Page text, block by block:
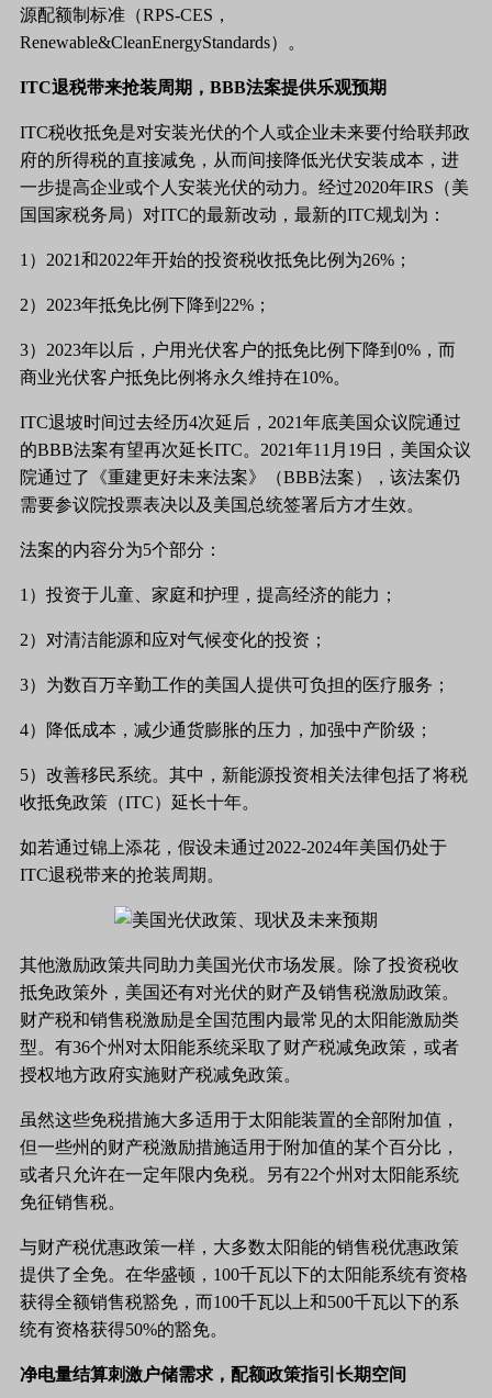
源配额制标准（RPS-CES，
Renewable&CleanEnergyStandards）。
ITC退税带来抢装周期，BBB法案提供乐观预期
ITC税收抵免是对安装光伏的个人或企业未来要付给联邦政
府的所得税的直接减免，从而间接降低光伏安装成本，进
一步提高企业或个人安装光伏的动力。经过2020年IRS（美
国国家税务局）对ITC的最新改动，最新的ITC规划为：
1）2021和2022年开始的投资税收抵免比例为26%；
2）2023年抵免比例下降到22%；
3）2023年以后，户用光伏客户的抵免比例下降到0%，而
商业光伏客户抵免比例将永久维持在10%。
ITC退坡时间过去经历4次延后，2021年底美国众议院通过
的BBB法案有望再次延长ITC。2021年11月19日，美国众议
院通过了《重建更好未来法案》（BBB法案），该法案仍
需要参议院投票表决以及美国总统签署后方才生效。
法案的内容分为5个部分：
1）投资于儿童、家庭和护理，提高经济的能力；
2）对清洁能源和应对气候变化的投资；
3）为数百万辛勤工作的美国人提供可负担的医疗服务；
4）降低成本，减少通货膨胀的压力，加强中产阶级；
5）改善移民系统。其中，新能源投资相关法律包括了将税
收抵免政策（ITC）延长十年。
如若通过锦上添花，假设未通过2022-2024年美国仍处于
ITC退税带来的抢装周期。
其他激励政策共同助力美国光伏市场发展。除了投资税收
抵免政策外，美国还有对光伏的财产及销售税激励政策。
财产税和销售税激励是全国范围内最常见的太阳能激励类
型。有36个州对太阳能系统采取了财产税减免政策，或者
授权地方政府实施财产税减免政策。
虽然这些免税措施大多适用于太阳能装置的全部附加值，
但一些州的财产税激励措施适用于附加值的某个百分比，
或者只允许在一定年限内免税。另有22个州对太阳能系统
免征销售税。
与财产税优惠政策一样，大多数太阳能的销售税优惠政策
提供了全免。在华盛顿， 100千瓦以下的太阳能系统有资格
获得全额销售税豁免，而100千瓦以上和500千瓦以下的系
统有资格获得50%的豁免。
净电量结算刺激户储需求，配额政策指引长期空间